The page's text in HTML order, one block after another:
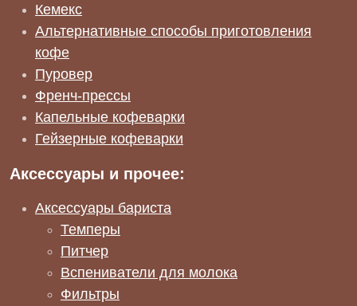
Кемекс
Альтернативные способы приготовления
кофе
Пуровер
Френч-прессы
Капельные кофеварки
Гейзерные кофеварки
Аксессуары и прочее:
Аксессуары бариста
Темперы
Питчер
Вспениватели для молока
Фильтры